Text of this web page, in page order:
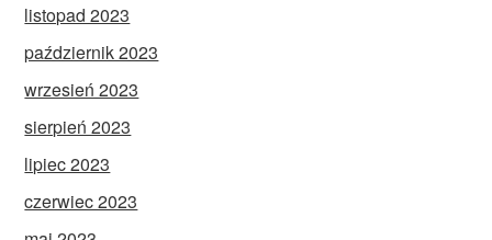
listopad 2023
październik 2023
wrzesień 2023
sierpień 2023
lipiec 2023
czerwiec 2023